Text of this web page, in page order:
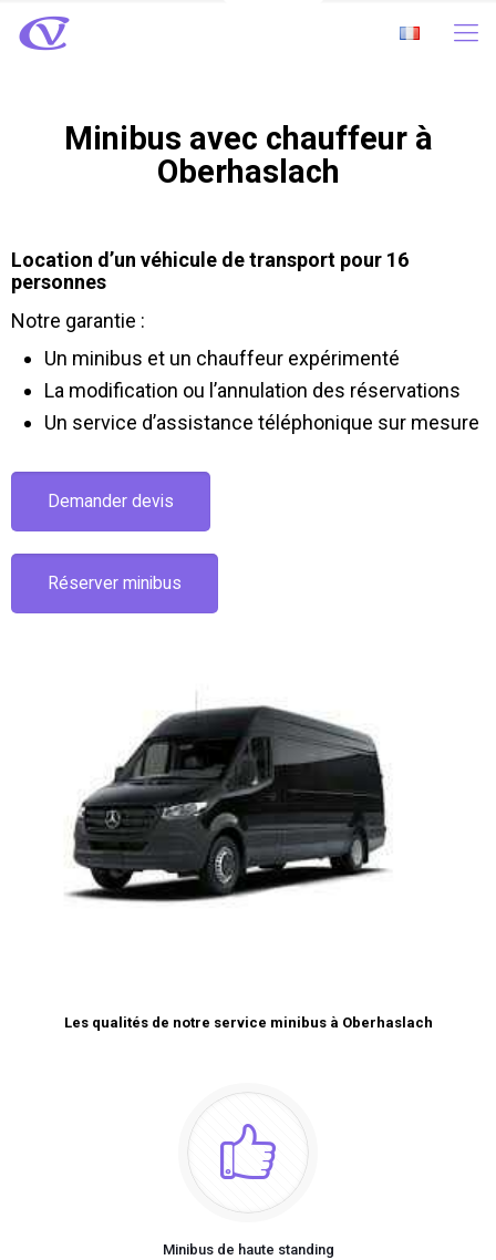
Minibus avec chauffeur à
Oberhaslach
Location d’un véhicule de transport pour 16
personnes
Notre garantie :
Un minibus et un chauffeur expérimenté
La modification ou l’annulation des réservations
Un service d’assistance téléphonique sur mesure
Demander devis
Réserver minibus
Les qualités de notre service minibus à Oberhaslach
Minibus de haute standing